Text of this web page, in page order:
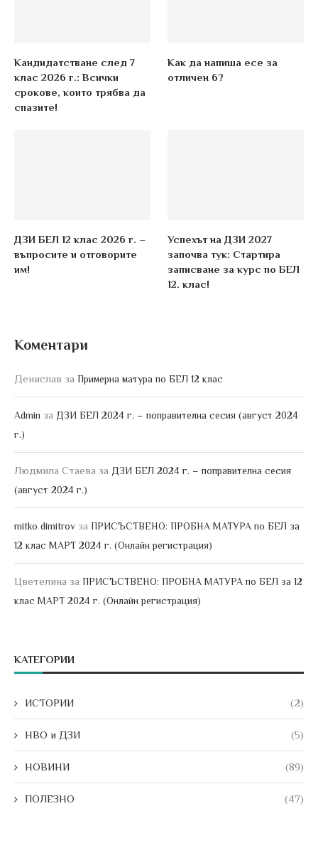
Кандидатстване след 7
клас 2026 г.: Всички
срокове, които трябва да
спазите!
Как да напиша есе за
отличен 6?
ДЗИ БЕЛ 12 клас 2026 г. –
въпросите и отговорите
им!
Успехът на ДЗИ 2027
започва тук: Стартира
записване за курс по БЕЛ
12. клас!
Коментари
Денислав за Примерна матура по БЕЛ 12 клас
Admin за ДЗИ БЕЛ 2024 г. – поправителна сесия (август 2024
г.)
Людмила Стаева за ДЗИ БЕЛ 2024 г. – поправителна сесия
(август 2024 г.)
mitko dimitrov за ПРИСЪСТВЕНО: ПРОБНА МАТУРА по БЕЛ за
12 клас МАРТ 2024 г. (Онлайн регистрация)
Цветелина за ПРИСЪСТВЕНО: ПРОБНА МАТУРА по БЕЛ за 12
клас МАРТ 2024 г. (Онлайн регистрация)
КАТЕГОРИИ
ИСТОРИИ (2)
НВО и ДЗИ (5)
НОВИНИ (89)
ПОЛЕЗНО (47)